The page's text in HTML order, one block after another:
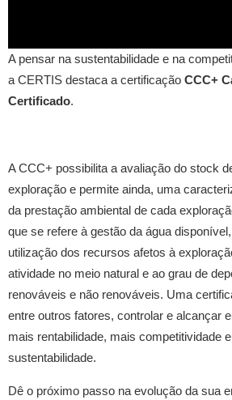
A pensar na sustentabilidade e na
a CERTIS destaca a certificação CCC+
Certificado.
A CCC+ possibilita a avaliação do stock
exploração e permite ainda, uma
da prestação ambiental de cada
que se refere à gestão da água
utilização dos recursos afetos à
atividade no meio natural e ao grau de
renováveis e não renováveis. Uma
entre outros fatores, controlar e alcançar
mais rentabilidade, mais competitividade
sustentabilidade.
Dê o próximo passo na evolução da sua